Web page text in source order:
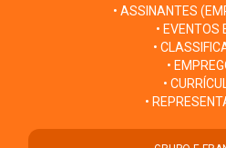
• ASSINANTES
• EVENTOS
•
•
•
•